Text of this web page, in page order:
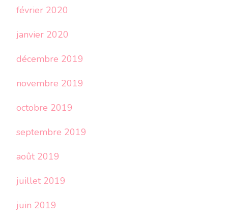
février 2020
janvier 2020
décembre 2019
novembre 2019
octobre 2019
septembre 2019
août 2019
juillet 2019
juin 2019